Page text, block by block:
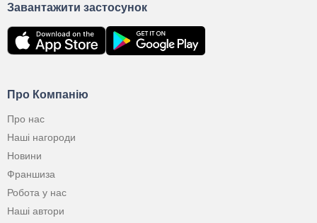
Про Компанію
Про нас
Наші нагороди
Новини
Франшиза
Робота у нас
Наші автори
Завантажити застосунок